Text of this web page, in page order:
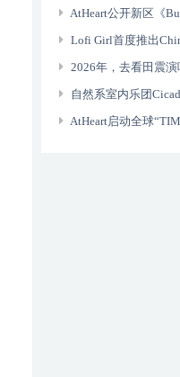
AtHeart公开新区《
Lofi Girl首度推出
2026年，去看田震演
自然系室内乐团
AtHeart启动全球